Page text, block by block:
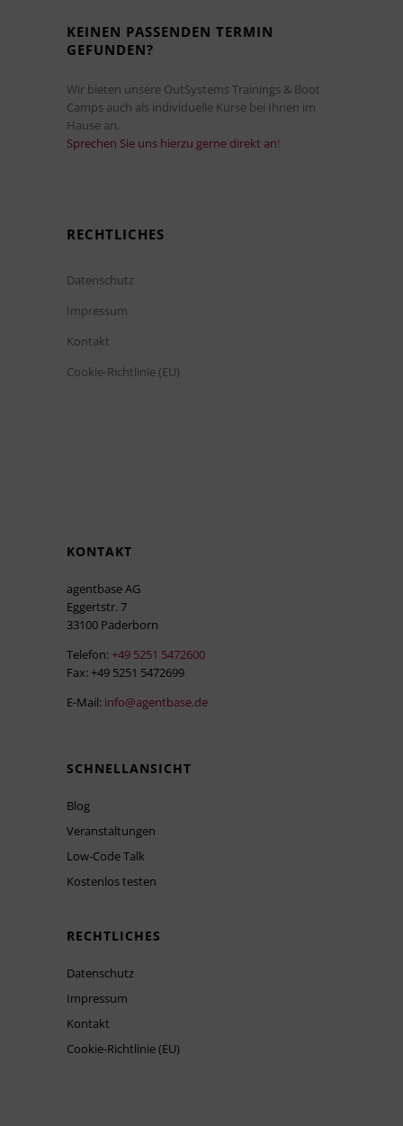
KEINEN PASSENDEN TERMIN
GEFUNDEN?
Wir bieten unsere OutSystems Trainings & Boot
Camps auch als individuelle Kurse bei Ihnen im
Hause an.
Sprechen Sie uns hierzu gerne direkt an!
RECHTLICHES
Datenschutz
Impressum
Kontakt
Cookie-Richtlinie (EU)
KONTAKT
agentbase AG
Eggertstr. 7
33100 Paderborn
Telefon: +49 5251 5472600
Fax: +49 5251 5472699
E-Mail: info@agentbase.de
SCHNELLANSICHT
Blog
Veranstaltungen
Low-Code Talk
Kostenlos testen
RECHTLICHES
Datenschutz
Impressum
Kontakt
Cookie-Richtlinie (EU)